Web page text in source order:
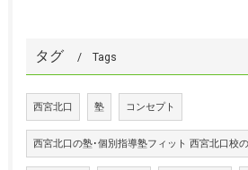
タグ Tags
西宮北口 塾 コンセプト
西宮北口の塾･個別指導塾フィット 西宮北口校